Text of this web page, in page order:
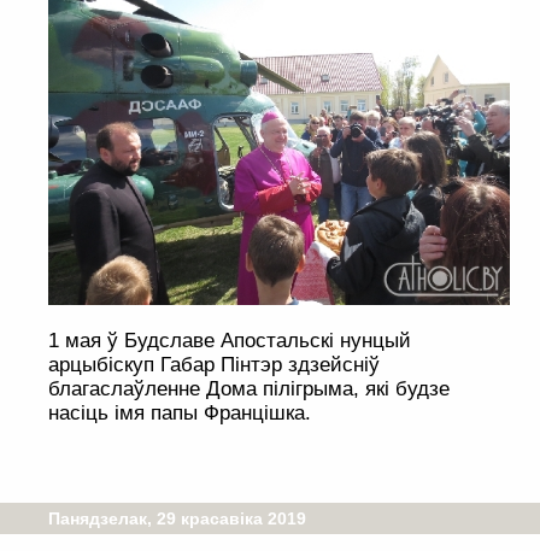
1 мая ў Будславе Апостальскі нунцый
арцыбіскуп Габар Пінтэр здзейсніў
благаслаўленне Дома пілігрыма, які будзе
насіць імя папы Францішка.
Панядзелак, 29 красавіка 2019